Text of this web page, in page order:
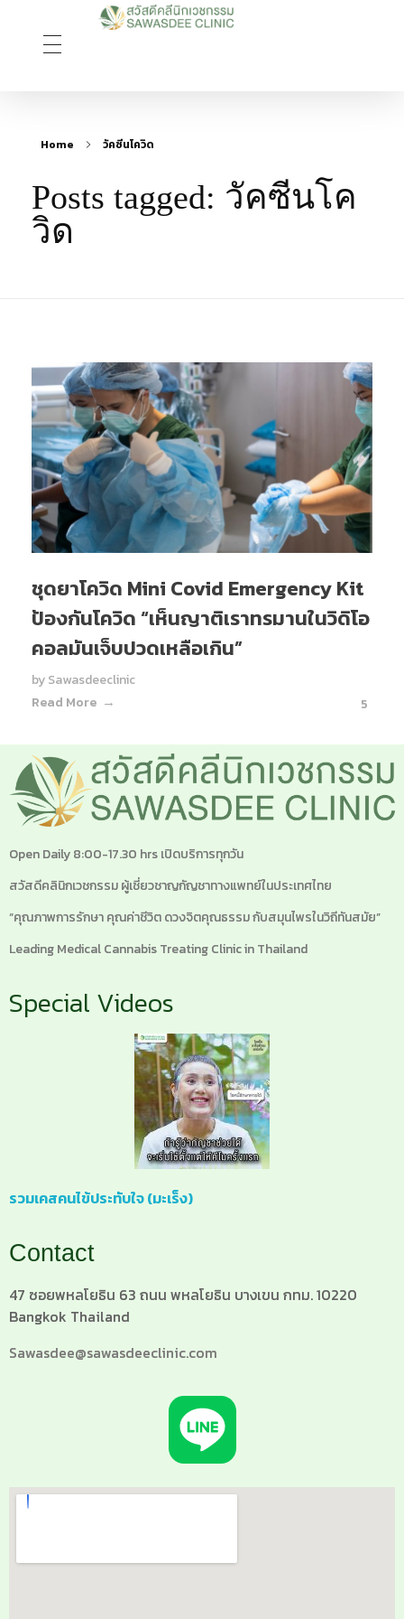
Home วัคซีนโควิด
Posts tagged: วัคซีนโค
วิด
ชุดยาโควิด Mini Covid Emergency Kit
ป้องกันโควิด “เห็นญาติเราทรมานในวิดิโอ
คอลมันเจ็บปวดเหลือเกิน”
bySawasdeeclinic
Read More
5
Open Daily 8:00-17.30 hrs เปิดบริการทุกวัน
สวัสดีคลินิกเวชกรรม ผู้เชี่ยวชาญกัญชาทางแพทย์ในประเทศไทย
“คุณภาพการรักษา คุณค่าชีวิต ดวงจิตคุณธรรม กับสมุนไพรในวิถีทันสมัย”
Leading Medical Cannabis Treating Clinic in Thailand
Special Videos
รวมเคสคนไข้ประทับใจ (มะเร็ง)
Contact
47 ซอยพหลโยธิน 63 ถนน พหลโยธิน บางเขน กทม. 10220
Bangkok Thailand
Sawasdee@sawasdeeclinic.com